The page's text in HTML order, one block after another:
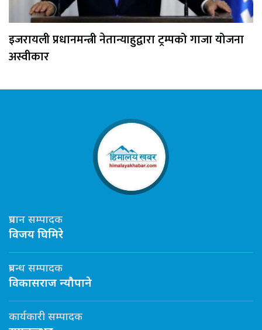
इजरायली प्रधानमन्त्री नेतान्याहुद्वारा ट्रम्पको गाजा योजना
अस्वीकार
प्रधान सम्पादक
विजय घिमिरे
प्रबन्ध सम्पादक
विकासराज न्यौपाने
कार्यकारी सम्पादक